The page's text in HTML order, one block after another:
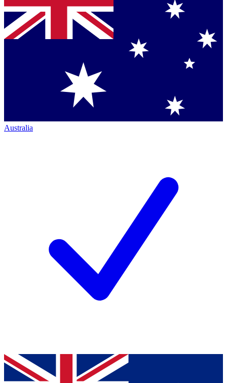
Australia